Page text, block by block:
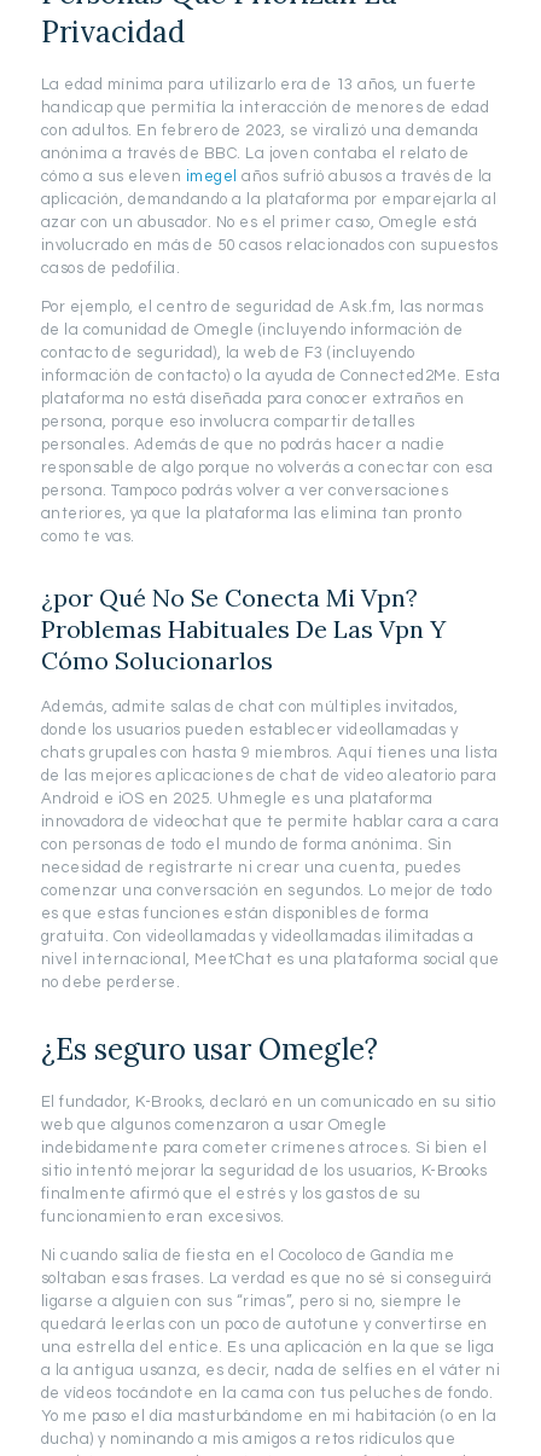
Privacidad
La edad mínima para utilizarlo era de 13 años, un fuerte
handicap que permitía la interacción de menores de edad
con adultos. En febrero de 2023, se viralizó una demanda
anónima a través de BBC. La joven contaba el relato de
cómo a sus eleven imegel años sufrió abusos a través de la
aplicación, demandando a la plataforma por emparejarla al
azar con un abusador. No es el primer caso, Omegle está
involucrado en más de 50 casos relacionados con supuestos
casos de pedofilia.
Por ejemplo, el centro de seguridad de Ask.fm, las normas
de la comunidad de Omegle (incluyendo información de
contacto de seguridad), la web de F3 (incluyendo
información de contacto) o la ayuda de Connected2Me. Esta
plataforma no está diseñada para conocer extraños en
persona, porque eso involucra compartir detalles
personales. Además de que no podrás hacer a nadie
responsable de algo porque no volverás a conectar con esa
persona. Tampoco podrás volver a ver conversaciones
anteriores, ya que la plataforma las elimina tan pronto
como te vas.
¿por Qué No Se Conecta Mi Vpn?
Problemas Habituales De Las Vpn Y
Cómo Solucionarlos
Además, admite salas de chat con múltiples invitados,
donde los usuarios pueden establecer videollamadas y
chats grupales con hasta 9 miembros. Aquí tienes una lista
de las mejores aplicaciones de chat de video aleatorio para
Android e iOS en 2025. Uhmegle es una plataforma
innovadora de videochat que te permite hablar cara a cara
con personas de todo el mundo de forma anónima. Sin
necesidad de registrarte ni crear una cuenta, puedes
comenzar una conversación en segundos. Lo mejor de todo
es que estas funciones están disponibles de forma
gratuita. Con videollamadas y videollamadas ilimitadas a
nivel internacional, MeetChat es una plataforma social que
no debe perderse.
¿Es seguro usar Omegle?
El fundador, K-Brooks, declaró en un comunicado en su sitio
web que algunos comenzaron a usar Omegle
indebidamente para cometer crímenes atroces. Si bien el
sitio intentó mejorar la seguridad de los usuarios, K-Brooks
finalmente afirmó que el estrés y los gastos de su
funcionamiento eran excesivos.
Ni cuando salía de fiesta en el Cocoloco de Gandía me
soltaban esas frases. La verdad es que no sé si conseguirá
ligarse a alguien con sus “rimas”, pero si no, siempre le
quedará leerlas con un poco de autotune y convertirse en
una estrella del entice. Es una aplicación en la que se liga
a la antigua usanza, es decir, nada de selfies en el váter ni
de vídeos tocándote en la cama con tus peluches de fondo.
Yo me paso el día masturbándome en mi habitación (o en la
ducha) y nominando a mis amigos a retos ridículos que